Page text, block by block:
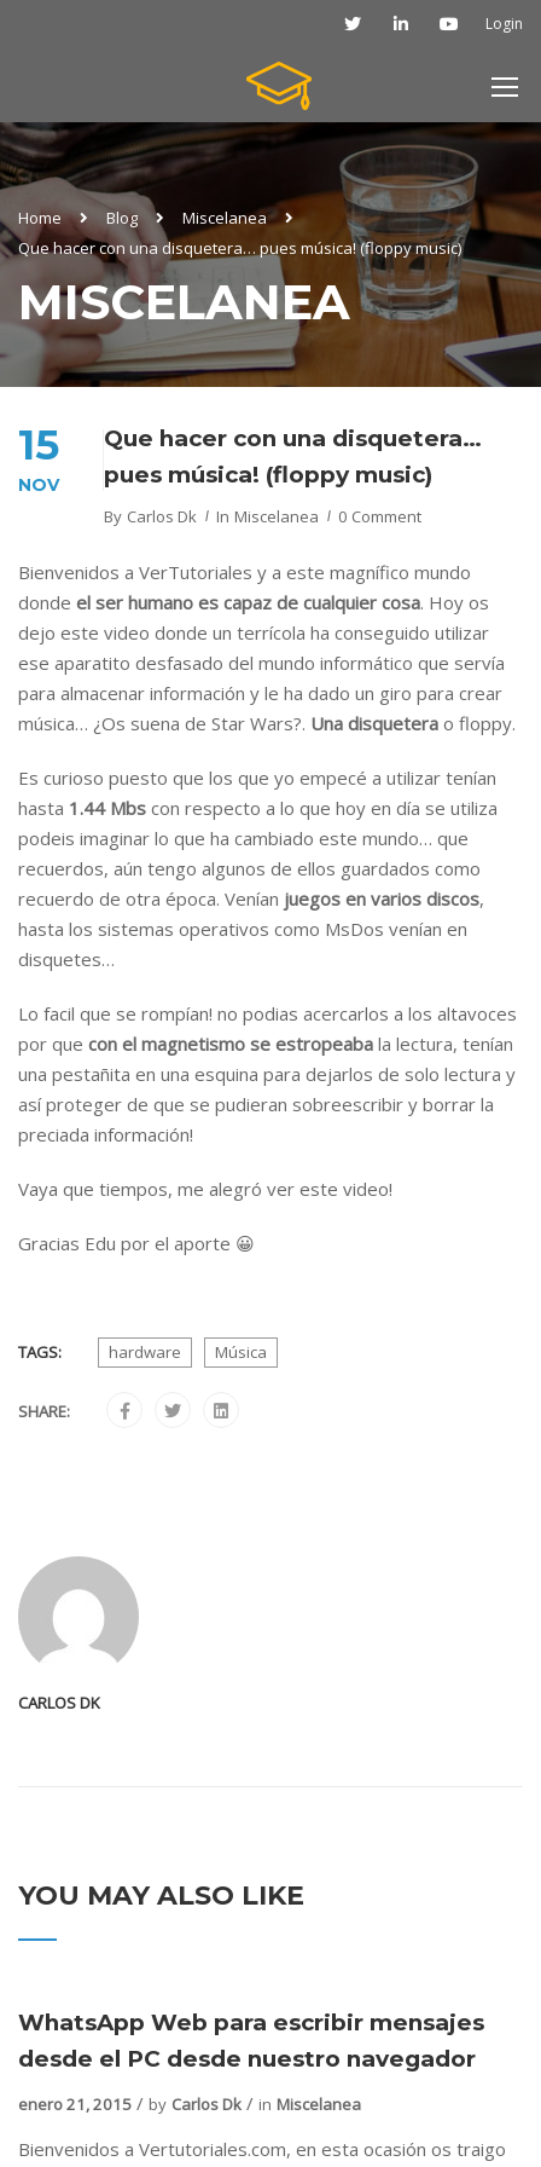
Login
Home Blog
Miscelanea
Que hacer con una disquetera… pues música! (floppy music)
MISCELANEA
15
NOV
Que hacer con una disquetera…
pues música! (floppy music)
By Carlos Dk In Miscelanea 0 Comment
Bienvenidos a VerTutoriales y a este magnífico mundo
donde el ser humano es capaz de cualquier cosa. Hoy os
dejo este video donde un terrícola ha conseguido utilizar
ese aparatito desfasado del mundo informático que servía
para almacenar información y le ha dado un giro para crear
música… ¿Os suena de Star Wars?. Una disquetera o floppy.
Es curioso puesto que los que yo empecé a utilizar tenían
hasta 1.44 Mbs con respecto a lo que hoy en día se utiliza
podeis imaginar lo que ha cambiado este mundo… que
recuerdos, aún tengo algunos de ellos guardados como
recuerdo de otra época. Venían juegos en varios discos,
hasta los sistemas operativos como MsDos venían en
disquetes…
Lo facil que se rompían! no podias acercarlos a los altavoces
por que con el magnetismo se estropeaba la lectura, tenían
una pestañita en una esquina para dejarlos de solo lectura y
así proteger de que se pudieran sobreescribir y borrar la
preciada información!
Vaya que tiempos, me alegró ver este video!
Gracias Edu por el aporte 😀
TAGS: hardware Música
SHARE:
CARLOS DK
YOU MAY ALSO LIKE
WhatsApp Web para escribir mensajes
desde el PC desde nuestro navegador
enero 21, 2015 by Carlos Dk in Miscelanea
Bienvenidos a Vertutoriales.com, en esta ocasión os traigo